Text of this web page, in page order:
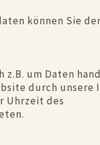
können Sie
z.B. um Daten
durch unsere
Uhrzeit des